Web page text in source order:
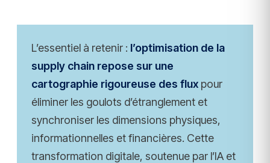
L’essentiel à retenir : l’optimisation de la
supply chain repose sur une
cartographie rigoureuse des flux pour
éliminer les goulots d’étranglement et
synchroniser les dimensions physiques,
informationnelles et financières. Cette
transformation digitale, soutenue par l’IA et